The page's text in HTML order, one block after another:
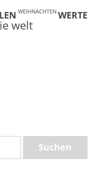
WEIHNACHTEN WERTE
welt